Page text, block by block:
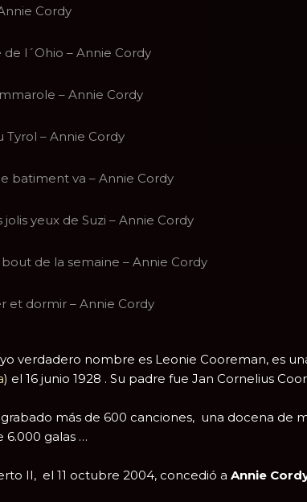
Cordy
de l´Ohio – Annie Cordy
– Annie Cordy
Tyrol – Annie Cordy
batiment va – Annie Cordy
jolis yeux de Suzi – Annie Cordy
de la semaine – Annie Cordy
et dormir – Annie Cordy
verdadero nombre es Leonie Cooreman, es
) el 16 junio 1928 . Su padre fue Jan Cornelius
más de 600 canciones, una docena de
6.000 galas …
II, el 11 octubre 2004, concedió a Annie